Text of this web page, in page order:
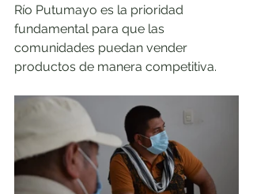
Río Putumayo es la prioridad
fundamental para que las
comunidades puedan vender
productos de manera competitiva.